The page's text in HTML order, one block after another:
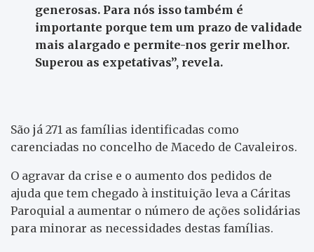
generosas. Para nós isso também é
importante porque tem um prazo de validade
mais alargado e permite-nos gerir melhor.
Superou as expetativas”, revela.
São já 271 as famílias identificadas como
carenciadas no concelho de Macedo de Cavaleiros.
O agravar da crise e o aumento dos pedidos de
ajuda que tem chegado à instituição leva a Cáritas
Paroquial a aumentar o número de ações solidárias
para minorar as necessidades destas famílias.